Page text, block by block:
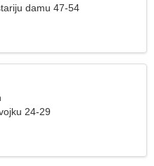
damu 47-54
24-29